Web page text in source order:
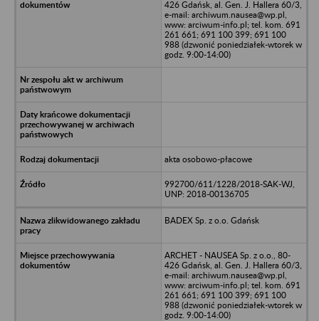
426 Gdańsk, al. Gen. J. Hallera 60/3,
e-mail: archiwum.nausea@wp.pl,
www: arciwum-info.pl; tel. kom. 691
261 661; 691 100 399; 691 100
988 (dzwonić poniedziałek-wtorek w
godz. 9:00-14:00)
akta osobowo-płacowe
992700/611/1228/2018-SAK-WJ,
UNP: 2018-00136705
BADEX Sp. z o.o. Gdańsk
ARCHET - NAUSEA Sp. z o.o., 80-
426 Gdańsk, al. Gen. J. Hallera 60/3,
e-mail: archiwum.nausea@wp.pl,
www: arciwum-info.pl; tel. kom. 691
261 661; 691 100 399; 691 100
988 (dzwonić poniedziałek-wtorek w
godz. 9:00-14:00)